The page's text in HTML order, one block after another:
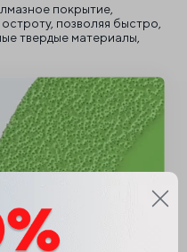
покрытие,
позволяя быстро,
твердые материалы,